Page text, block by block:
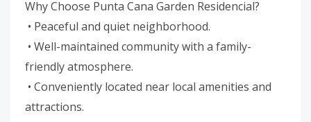
Why Choose Punta Cana Garden Residencial?
• Peaceful and quiet neighborhood.
• Well-maintained community with a family-
friendly atmosphere.
• Conveniently located near local amenities and
attractions.